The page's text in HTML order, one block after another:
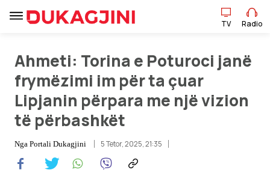
Lajme
Sport
Pikëpamje
TV Radio
Ahmeti: Torina e Poturoci janë
frymëzimi im për ta çuar
Lipjanin përpara me një vizion
të përbashkët
Nga Portali Dukagjini 5 Tetor, 2025, 21:35